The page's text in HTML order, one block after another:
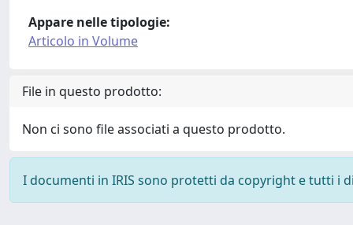
Appare nelle tipologie:
Articolo in Volume
File in questo prodotto:
Non ci sono file associati a questo prodotto.
I documenti in IRIS sono protetti da copyright e tutti i